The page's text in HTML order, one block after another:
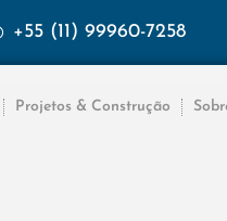
+55 (11) 99960-7258
Projetos & Construção